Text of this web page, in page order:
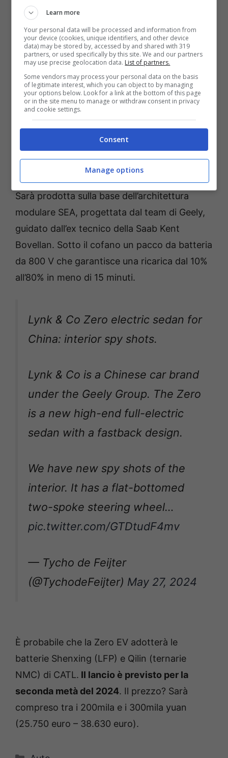
d’aria a forma di trapezio.
Retrotreno Lynk & Co Zero (Media Press) Fuoristrada.it
Sarà prodotta sulla base dell’architettura
modulare SEA, progettata dal team di Geely,
guidato dall’ex tecnico della Saab Kent
Bovellan. Sotto il cofano un pacco da batteria
da 800 V che garantisce una ricarica dal 10%
all’80% in meno di 15 minuti.
Lynk & Co Zero electric sedan for
China: interior spy shots.
Lynk & Co is a Chinese car brand
under the Geely Group. The Zero
is a new high-end full-electric
sedan with a fastback design.
We have new spy shots of the
interior. It has a flat-bottomed
two-spoke steering wheel…
pic.twitter.com/GTDtudF4mv
— Tycho de Feijter
(@TychodeFeijter) May 27, 2024
È probabile che la Zero EV adotterà le
batterie Shenxing (LFP) e Qilin (ternarie
NMC) di CATL. Il lancio è previsto per la
seconda metà del 2024. Il prezzo? Sarà
compreso tra i 200mila e i 300mila yuan
(25.750 euro – 38.630 euro).
Learn more
Your personal data will be processed and information from
your device (cookies, unique identifiers, and other device
data) may be stored by, accessed by and shared with 319
partners, or used specifically by this site. We and our partners
may use precise geolocation data. List of partners.
Some vendors may process your personal data on the basis
of legitimate interest, which you can object to by managing
your options below. Look for a link at the bottom of this page
or in the site menu to manage or withdraw consent in privacy
and cookie settings.
Consent
Manage options